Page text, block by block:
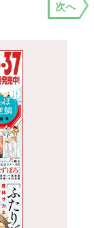
次へ